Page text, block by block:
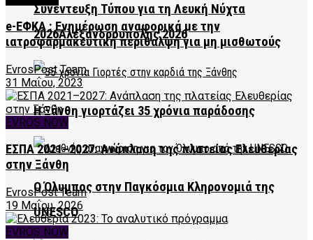
Συνέντευξη Τύπου για τη Λευκή Νύχτα
2026Αλεξανδρούπολης 2026
Η Ξάνθη γιορτάζει 35 χρόνια παράδοσης
Ο Όλυμπος στην Παγκόσμια Κληρονομιά της
UNESCO
e-ΕΦΚΑ : Ενημέρωση αναφορικά με την
ιατροφαρμακευτική περίθαλψη για μη μισθωτούς
EvrosPost Team
31 Μαΐου, 2023
EVROS NOW
ΕΣΠΑ 2021–2027: Ανάπλαση της πλατείας Ελευθερίας
στην Ξάνθη
EvrosPost Team
19 Μαΐου, 2026
EVROS NOW